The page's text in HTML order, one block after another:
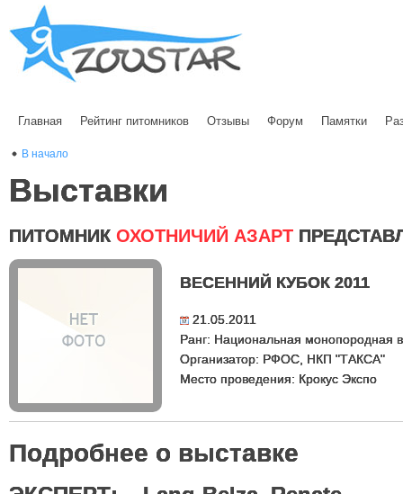
Главная Рейтинг питомников Отзывы Форум Памятки
В начало
Выставки
ПИТОМНИК ОХОТНИЧИЙ АЗАРТ
ВЕСЕННИЙ КУБОК 2011
21.05.2011
Ранг: Национальная монопородная
Организатор: РФОС, НКП "ТАКСА"
Место проведения: Крокус Экспо
Подробнее о выставке